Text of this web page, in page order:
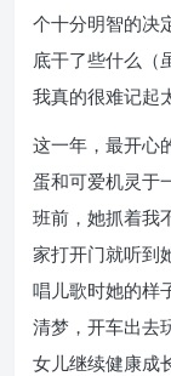
个十分明智的决
底干了些什么（
我真的很难记起
这一年，最开心
蛋和可爱机灵于
班前，她抓着我
家打开门就听到
唱儿歌时她的样
清梦，开车出去
女儿继续健康成